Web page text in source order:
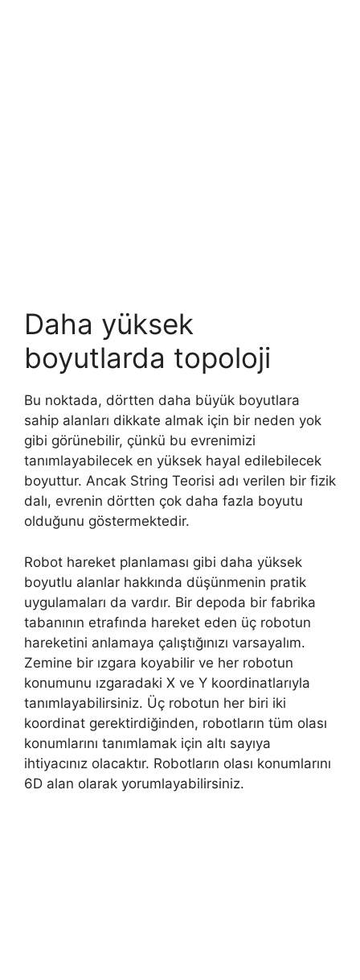
Daha yüksek
boyutlarda topoloji
Bu noktada, dörtten daha büyük boyutlara
sahip alanları dikkate almak için bir neden yok
gibi görünebilir, çünkü bu evrenimizi
tanımlayabilecek en yüksek hayal edilebilecek
boyuttur. Ancak String Teorisi adı verilen bir fizik
dalı, evrenin dörtten çok daha fazla boyutu
olduğunu göstermektedir.
Robot hareket planlaması gibi daha yüksek
boyutlu alanlar hakkında düşünmenin pratik
uygulamaları da vardır. Bir depoda bir fabrika
tabanının etrafında hareket eden üç robotun
hareketini anlamaya çalıştığınızı varsayalım.
Zemine bir ızgara koyabilir ve her robotun
konumunu ızgaradaki X ve Y koordinatlarıyla
tanımlayabilirsiniz. Üç robotun her biri iki
koordinat gerektirdiğinden, robotların tüm olası
konumlarını tanımlamak için altı sayıya
ihtiyacınız olacaktır. Robotların olası konumlarını
6D alan olarak yorumlayabilirsiniz.